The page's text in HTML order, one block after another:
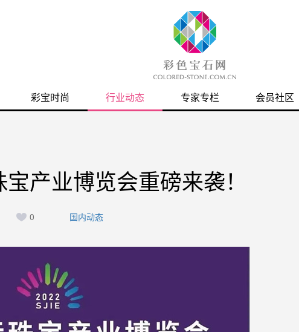
彩宝时尚 行业动态 专家专栏 会员社区
产业博览会重磅来袭！
0 国内动态